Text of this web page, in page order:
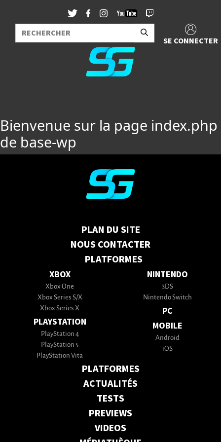
SE CONNECTER
Bienvenue sur la page index.php
de base-wp
PLAN DU SITE
NOUS CONTACTER
PLATFORMES
XBOX
Xbox One
Xbox Series S/X
Xbox Series X
PLAYSTATION
PlayStation 4
PlayStation 5
PlayStation Vita
NINTENDO
3DS
Nintendo Switch
PC
MOBILE
Android
iOS
PLATFORMES
ACTUALITÉS
TESTS
PREVIEWS
VIDEOS